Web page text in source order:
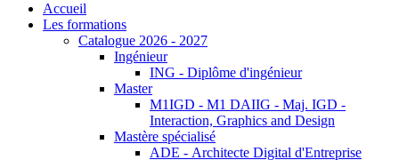
Accueil
Les formations
Catalogue 2026 - 2027
Ingénieur
ING - Diplôme d'ingénieur
Master
M1IGD - M1 DAIIG - Maj. IGD -
Interaction, Graphics and Design
Mastère spécialisé
ADE - Architecte Digital d'Entreprise